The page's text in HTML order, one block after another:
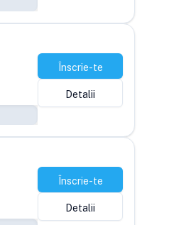
Înscrie-te
Detalii
Înscrie-te
Detalii